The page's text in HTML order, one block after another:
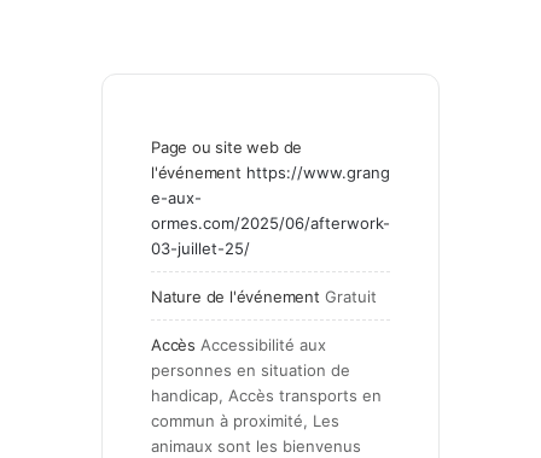
Page ou site web de
l'événement https://www.grang
e-aux-
ormes.com/2025/06/afterwork-
03-juillet-25/
Nature de l'événement Gratuit
Accès Accessibilité aux
personnes en situation de
handicap, Accès transports en
commun à proximité, Les
animaux sont les bienvenus